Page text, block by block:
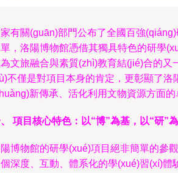
有關(guān)部門公布了全國百強
，洛陽博物館憑借其獨具特色的研學
文旅融合與素質(zhì)教育結(jié)合的又
不僅是對項目本身的肯定，更彰顯了洛
新傳承、活化利用文物資源方面的
項目核心特色：以“博”為基，以“研”
博物館的研學(xué)項目絕非簡單的參
深度、互動、體系化的學(xué)習(xí)體